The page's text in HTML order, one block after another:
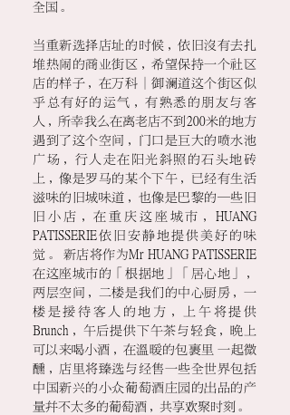
全国。
当重新选择店址的时候，依旧没有去扎
堆热闹的商业街区，希望保持一个社区
店的样子，在万科｜御澜道这个街区似
乎总有好的运气，有熟悉的朋友与客
人，所幸我么在离老店不到200米的地方
遇到了这个空间，门口是巨大的喷水池
广场，行人走在阳光斜照的石头地砖
上，像是罗马的某个下午，已经有生活
滋味的旧城味道，也像是巴黎的—些旧
旧小店，在重庆这座城市，HUANG
PATISSERIE依旧安静地提供美好的味
觉。 新店将作为Mr HUANG PATISSERIE
在这座城市的「根据地」「居心地」，
两层空间，二楼是我们的中心厨房，一
楼是接待客人的地方，上午将提供
Brunch，午后提供下午茶与轻食，晚上
可以来喝小酒，在温暖的包裹里 一起微
醺，店里将臻选与经售一些全世界包括
中国新兴的小众葡萄酒庄园的出品的产
量并不太多的葡萄酒，共享欢聚时刻。